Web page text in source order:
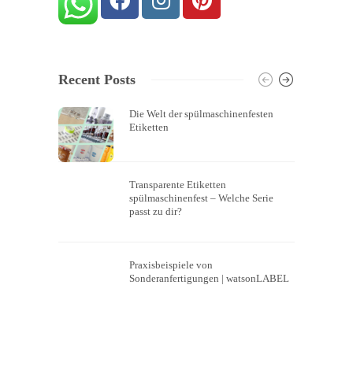
Recent Posts
Die Welt der spülmaschinenfesten
Etiketten
Transparente Etiketten
spülmaschinenfest – Welche Serie
passt zu dir?
Praxisbeispiele von
Sonderanfertigungen | watsonLABEL